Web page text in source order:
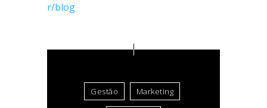
r/blog
Gestão Marketing